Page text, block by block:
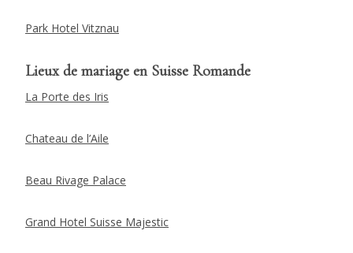
Park Hotel Vitznau
Lieux de mariage en Suisse Romande
La Porte des Iris
Chateau de l’Aile
Beau Rivage Palace
Grand Hotel Suisse Majestic